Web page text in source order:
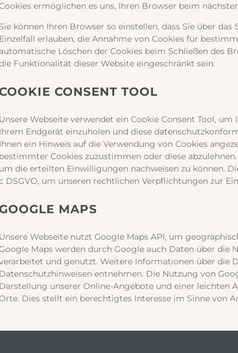
ermöglichen es uns, Ihren Browser beim
Sie können Ihren Browser so einstellen, dass Sie über
Einzelfall erlauben, die Annahme von Cookies für
automatische Löschen der Cookies beim Schließen des
Funktionalität dieser Website eingeschränkt sein.
CONSENT TOOL
Unsere Webseite verwendet ein Cookie Consent Tool,
Ihrem Endgerät einzuholen und diese
Ihnen ein Hinweis auf die Verwendung von Cookies
bestimmter Cookies zuzustimmen oder diese
um die erteilten Einwilligungen nachweisen zu können.
DSGVO, um unseren rechtlichen Verpflichtungen zur
MAPS
Unsere Webseite nutzt Google Maps API, um
Maps werden durch Google auch Daten über
und genutzt. Weitere Informationen über die
Datenschutzhinweisen entnehmen. Die Nutzung von
Darstellung unserer Online-Angebote und einer leichten
Dies stellt ein berechtigtes Interesse im Sinne von